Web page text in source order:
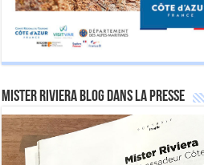
Mister Riviera Blog dans la Presse